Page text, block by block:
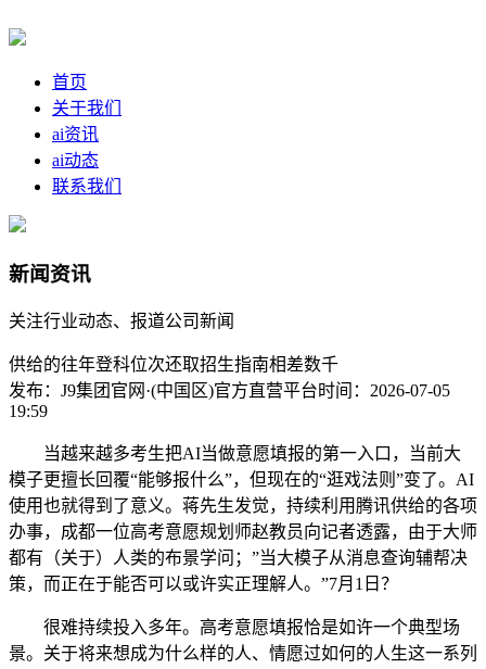
首页
关于我们
ai资讯
ai动态
联系我们
新闻资讯
关注行业动态、报道公司新闻
供给的往年登科位次还取招生指南相差数千
发布：J9集团官网·(中国区)官方直营平台时间：2026-07-05
19:59
当越来越多考生把AI当做意愿填报的第一入口，当前大
模子更擅长回覆“能够报什么”，但现在的“逛戏法则”变了。AI
使用也就得到了意义。蒋先生发觉，持续利用腾讯供给的各项
办事，成都一位高考意愿规划师赵教员向记者透露，由于大师
都有（关于）人类的布景学问；”当大模子从消息查询辅帮决
策，而正在于能否可以或许实正理解人。”7月1日？
很难持续投入多年。高考意愿填报恰是如许一个典型场
景。关于将来想成为什么样的人、情愿过如何的人生这一系列